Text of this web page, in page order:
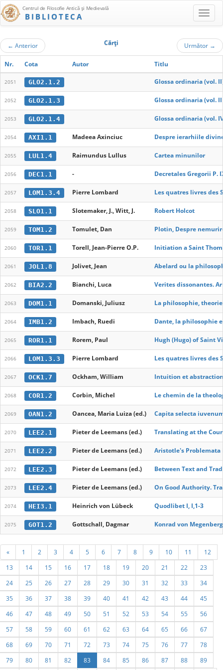
Centrul de Filosofie Antică şi Medievală
BIBLIOTECA
← Anterior Cărţi Următor →
Nr. Cota Autor Titlu
2051 GLO2.1.2 Glossa ordinaria (vol.
2052 GLO2.1.3 Glossa ordinaria (vol.
2053 GLO2.1.4 Glossa ordinaria (vol.
2054 AXI1.1 Madeea Axinciuc Despre ierarhiile
2055 LUL1.4 Raimundus Lullus Cartea minunilor
2056 DEC1.1 - Decretales Gregorii P.
2057 LOM1.3.4 Pierre Lombard Les quatres livres des
2058 SLO1.1 Slotemaker, J., Witt, J. Robert Holcot
2059 TOM1.2 Tomulet, Dan Plotin, Despre
2060 TOR1.1 Torell, Jean-Pierre O.P. Initiation a Saint
2061 JOL1.8 Jolivet, Jean Abelard ou la
2062 BIA2.2 Bianchi, Luca Verites dissonantes.
2063 DOM1.1 Domanski, Juliusz La philosophie,
2064 IMB1.2 Imbach, Ruedi Dante, la philosophie
2065 ROR1.1 Rorem, Paul Hugh (Hugo) of Saint
2066 LOM1.3.3 Pierre Lombard Les quatres livres des
2067 OCK1.7 Ockham, William Intuition et abstraction
2068 COR1.2 Corbin, Michel Le chemin de la
2069 OAN1.2 Oancea, Maria Luiza (ed.) Capita selecta
2070 LEE2.1 Pieter de Leemans (ed.) Translating at the
2071 LEE2.2 Pieter de Leemans (ed.) Aristotle's Problemata
2072 LEE2.3 Pieter de Leemans (ed.) Between Text and
2073 LEE2.4 Pieter de Leemans (ed.) On Good Authority.
2074 HEI3.1 Heinrich von Lübeck Quodlibet I, I,1-3
2075 GOT1.2 Gottschall, Dagmar Konrad von
« 1 2 3 4 5 6 7 8 9 10 11
12
13
14 15 16 17 18 19 20 21 22
23
24
25 26 27 28 29 30 31 32 33
34
35
36 37 38 39 40 41 42 43 44
45
46
47 48 49 50 51 52 53 54 55
56
57
58 59 60 61 62 63 64 65 66
67
68
69 70 71 72 73 74 75 76 77
78
79
80 81 82 83 84 85 86 87 88 89